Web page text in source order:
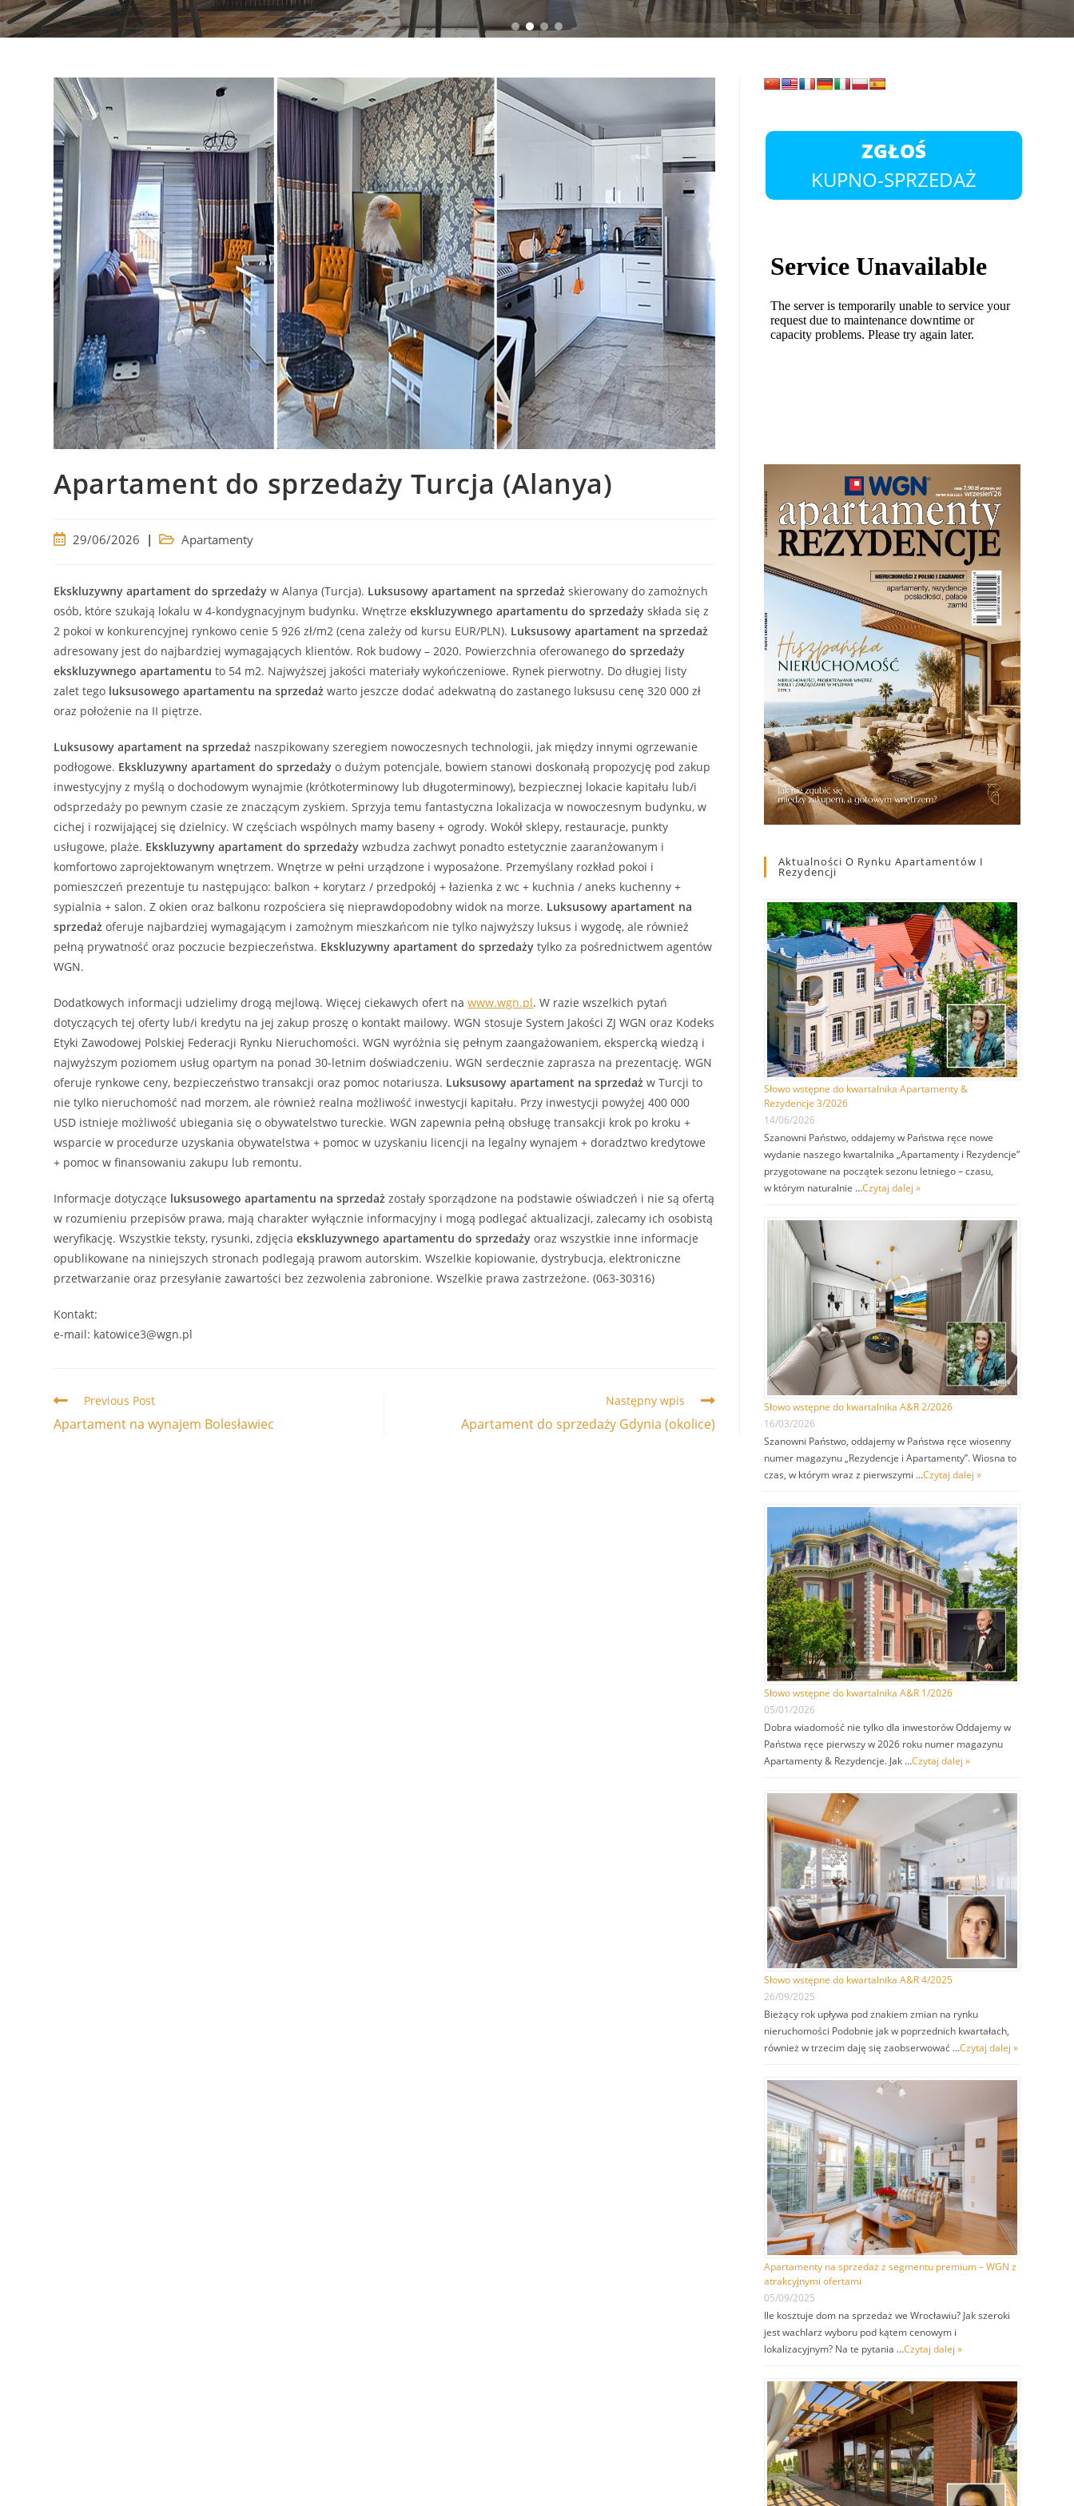
Apartament do sprzedaży Turcja (Alanya)
Post29/06/2026
Post Apartamenty
Ekskluzywny apartament do sprzedaży w Alanya (Turcja). Luksusowy apartament na sprzedaż skierowany do zamożnych
osób, które szukają lokalu w 4-kondygnacyjnym budynku. Wnętrzeekskluzywnego apartamentu do sprzedaży składa się z
2 pokoi w konkurencyjnej rynkowo cenie 5 926 zł/m2 (cena zależy od kursu EUR/PLN). Luksusowy apartament na sprzedaż
adresowany jest do najbardziej wymagających klientów. Rok budowy – 2020. Powierzchnia oferowanegodo sprzedaży
ekskluzywnego apartamentu to 54 m2. Najwyższej jakości materiały wykończeniowe. Rynek pierwotny. Do długiej listy
zalet tego luksusowego apartamentu na sprzedaż warto jeszcze dodać adekwatną do zastanego luksusu cenę 320 000 zł
oraz położenie na II piętrze.
Luksusowy apartament na sprzedaż naszpikowany szeregiem nowoczesnych technologii, jak między innymi ogrzewanie
podłogowe. Ekskluzywny apartament do sprzedaży o dużym potencjale, bowiem stanowi doskonałą propozycję pod zakup
inwestycyjny z myślą o dochodowym wynajmie (krótkoterminowy lub długoterminowy), bezpiecznej lokacie kapitału lub/i
odsprzedaży po pewnym czasie ze znaczącym zyskiem. Sprzyja temu fantastyczna lokalizacja w nowoczesnym budynku, w
cichej i rozwijającej się dzielnicy. W częściach wspólnych mamy baseny + ogrody. Wokół sklepy, restauracje, punkty
usługowe, plaże. Ekskluzywny apartament do sprzedaży wzbudza zachwyt ponadto estetycznie zaaranżowanym i
komfortowo zaprojektowanym wnętrzem. Wnętrze w pełni urządzone i wyposażone. Przemyślany rozkład pokoi i
pomieszczeń prezentuje tu następująco: balkon + korytarz / przedpokój + łazienka z wc + kuchnia / aneks kuchenny +
sypialnia + salon. Z okien oraz balkonu rozpościera się nieprawdopodobny widok na morze. Luksusowy apartament na
sprzedaż oferuje najbardziej wymagającym i zamożnym mieszkańcom nie tylko najwyższy luksus i wygodę, ale również
pełną prywatność oraz poczucie bezpieczeństwa. Ekskluzywny apartament do sprzedaży tylko za pośrednictwem agentów
WGN.
Dodatkowych informacji udzielimy drogą mejlową. Więcej ciekawych ofert nawww.wgn.pl. W razie wszelkich pytań
dotyczących tej oferty lub/i kredytu na jej zakup proszę o kontakt mailowy. WGN stosuje System Jakości ZJ WGN oraz Kodeks
Etyki Zawodowej Polskiej Federacji Rynku Nieruchomości. WGN wyróżnia się pełnym zaangażowaniem, ekspercką wiedzą i
najwyższym poziomem usług opartym na ponad 30-letnim doświadczeniu. WGN serdecznie zaprasza na prezentację. WGN
oferuje rynkowe ceny, bezpieczeństwo transakcji oraz pomoc notariusza. Luksusowy apartament na sprzedaż w Turcji to
nie tylko nieruchomość nad morzem, ale również realna możliwość inwestycji kapitału. Przy inwestycji powyżej 400 000
USD istnieje możliwość ubiegania się o obywatelstwo tureckie. WGN zapewnia pełną obsługę transakcji krok po kroku +
wsparcie w procedurze uzyskania obywatelstwa + pomoc w uzyskaniu licencji na legalny wynajem + doradztwo kredytowe
+ pomoc w finansowaniu zakupu lub remontu.
Informacje dotyczące luksusowego apartamentu na sprzedaż zostały sporządzone na podstawie oświadczeń i nie są ofertą
w rozumieniu przepisów prawa, mają charakter wyłącznie informacyjny i mogą podlegać aktualizacji, zalecamy ich osobistą
weryfikację. Wszystkie teksty, rysunki, zdjęciaekskluzywnego apartamentu do sprzedaży oraz wszystkie inne informacje
opublikowane na niniejszych stronach podlegają prawom autorskim. Wszelkie kopiowanie, dystrybucja, elektroniczne
przetwarzanie oraz przesyłanie zawartości bez zezwolenia zabronione. Wszelkie prawa zastrzeżone. (063-30316)
Kontakt:
e-mail: katowice3@wgn.pl
Read
articles
Previous Post
Apartament na wynajem Bolesławiec
Następny wpis
Apartament do sprzedaży Gdynia (okolice)
ZGŁOŚ
KUPNO-SPRZEDAŻ
Aktualności O Rynku Apartamentów I
Rezydencji
Słowo wstępne do kwartalnika Apartamenty &
Rezydencje 3/2026
14/06/2026
Szanowni Państwo, oddajemy w Państwa ręce nowe
wydanie naszego kwartalnika „Apartamenty i Rezydencje”
przygotowane na początek sezonu letniego – czasu,
w którym naturalnie …Czytaj dalej »
Słowo wstępne do kwartalnika A&R 2/2026
16/03/2026
Szanowni Państwo, oddajemy w Państwa ręce wiosenny
numer magazynu „Rezydencje i Apartamenty”. Wiosna to
czas, w którym wraz z pierwszymi …Czytaj dalej »
Słowo wstępne do kwartalnika A&R 1/2026
05/01/2026
Dobra wiadomość nie tylko dla inwestorów Oddajemy w
Państwa ręce pierwszy w 2026 roku numer magazynu
Apartamenty & Rezydencje. Jak …Czytaj dalej »
Słowo wstępne do kwartalnika A&R 4/2025
26/09/2025
Bieżący rok upływa pod znakiem zmian na rynku
nieruchomości Podobnie jak w poprzednich kwartałach,
również w trzecim daję się zaobserwować …Czytaj dalej »
Apartamenty na sprzedaż z segmentu premium – WGN z
atrakcyjnymi ofertami
05/09/2025
Ile kosztuje dom na sprzedaż we Wrocławiu? Jak szeroki
jest wachlarz wyboru pod kątem cenowym i
lokalizacyjnym? Na te pytania …Czytaj dalej »